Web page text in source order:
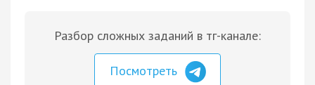
Разбор сложных заданий в тг-канале:
Посмотреть